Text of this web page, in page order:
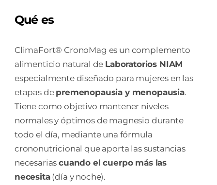
Qué es
ClimaFort® CronoMag es un complemento
alimenticio natural de Laboratorios NIAM
especialmente diseñado para mujeres en las
etapas de premenopausia y menopausia.
Tiene como objetivo mantener niveles
normales y óptimos de magnesio durante
todo el día, mediante una fórmula
crononutricional que aporta las sustancias
necesariascuando el cuerpo más las
necesita(día y noche).